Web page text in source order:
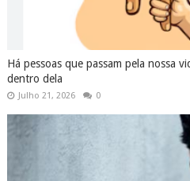
Há pessoas que passam pela nossa
dentro dela
Julho 21, 2026 0